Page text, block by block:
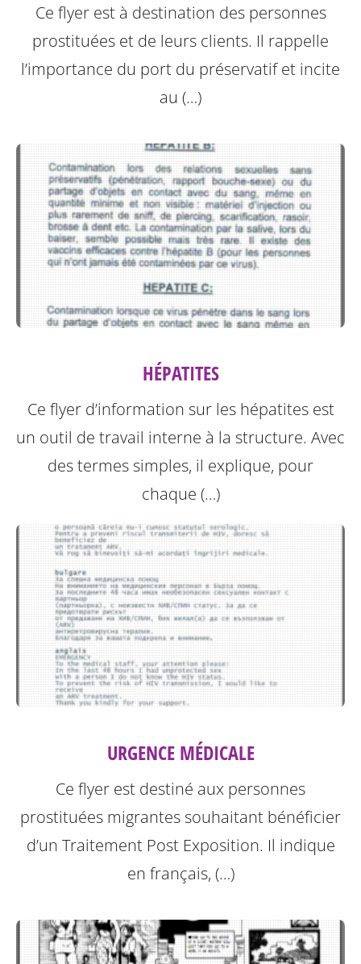
Ce flyer est à destination des personnes
prostituées et de leurs clients. Il rappelle
l’importance du port du préservatif et incite
au (…)
HÉPATITES
Ce flyer d’information sur les hépatites est
un outil de travail interne à la structure. Avec
des termes simples, il explique, pour
chaque (…)
URGENCE MÉDICALE
Ce flyer est destiné aux personnes
prostituées migrantes souhaitant bénéficier
d’un Traitement Post Exposition. Il indique
en français, (…)